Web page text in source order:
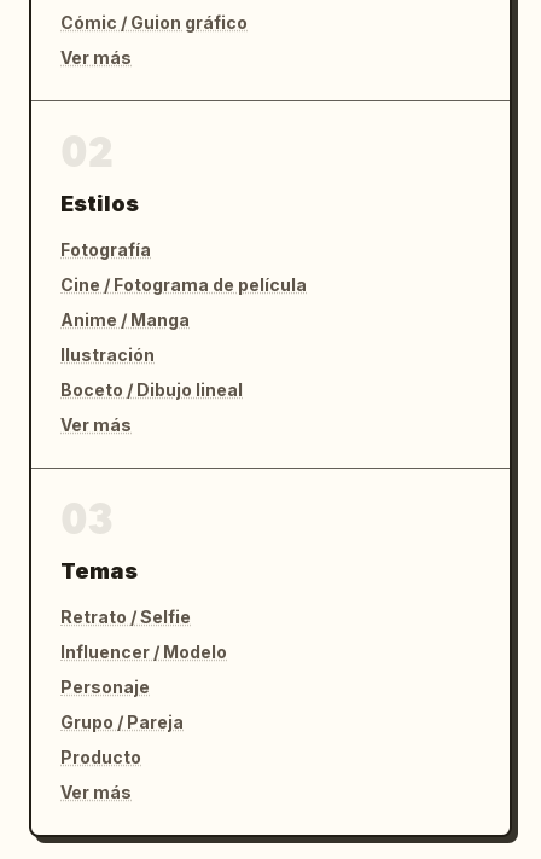
Cómic / Guion gráfico
Ver más
Estilos
Fotografía
Cine / Fotograma de película
Anime / Manga
Ilustración
Boceto / Dibujo lineal
Ver más
Temas
Retrato / Selfie
Influencer / Modelo
Personaje
Grupo / Pareja
Producto
Ver más